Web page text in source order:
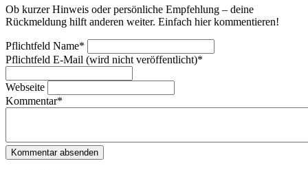
Ob kurzer Hinweis oder persönliche Empfehlung – deine
Rückmeldung hilft anderen weiter. Einfach hier kommentieren!
Pflichtfeld Name*
Pflichtfeld E-Mail (wird nicht veröffentlicht)*
Webseite
Kommentar*